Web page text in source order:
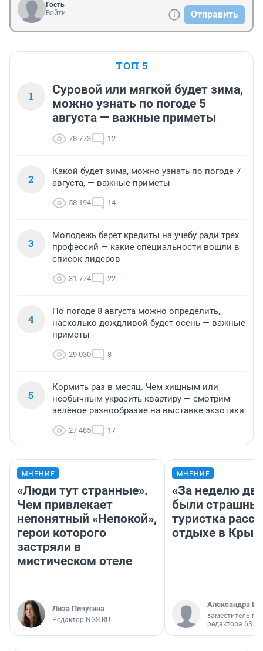
Гость
Войти
Отправить
ТОП 5
1
Суровой или мягкой будет зима,
можно узнать по погоде 5
августа — важные приметы
78 773 12
2
Какой будет зима, можно узнать по погоде 7
августа, — важные приметы
58 194 14
3
Молодежь берет кредиты на учебу ради трех
профессий — какие специальности вошли в
список лидеров
31 774 22
4
По погоде 8 августа можно определить,
насколько дождливой будет осень — важные
приметы
29 030 8
5
Кормить раз в месяц. Чем хищным или
необычным украсить квартиру — смотрим
зелёное разнообразие на выставке экзотики
27 485 17
МНЕНИЕ
«Люди тут странные».
Чем привлекает
непонятный «Непокой»,
герои которого
застряли в
мистическом отеле
Лиза Пичугина
Редактор NGS.RU
МНЕНИЕ
«За неделю
были
туристка
отдыхе в
Александра
заместитель
редактора 63.RU